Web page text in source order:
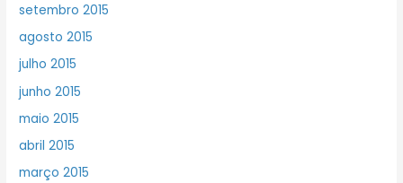
setembro 2015
agosto 2015
julho 2015
junho 2015
maio 2015
abril 2015
março 2015